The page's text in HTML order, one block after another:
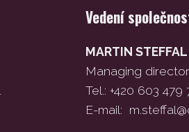
Vedení
MARTIN STEFFAL
Managing director
Tel.: +420 603 479
E-mail: